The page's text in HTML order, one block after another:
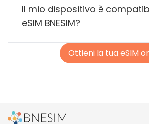
Il mio dispositivo è
eSIM BNESIM?
Ottieni la tua eSIM